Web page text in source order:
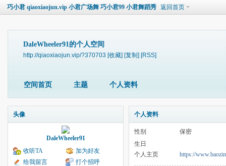
巧小君 qiaoxiaojun.vip 小君广场舞 巧小君99 小君舞蹈秀 返回首页
DaleWheeler91的个人空间
http://qiaoxiaojun.vip/?370703 [收藏] [复制] [RSS]
空间首页 主题 个人资料
头像
DaleWheeler91
收听TA
加为好友
给我留言
打个招呼
个人资料
性别
保密
生日
个人主页
https://